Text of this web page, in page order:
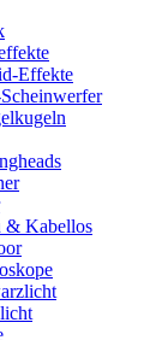
Effekte
& Kabellos